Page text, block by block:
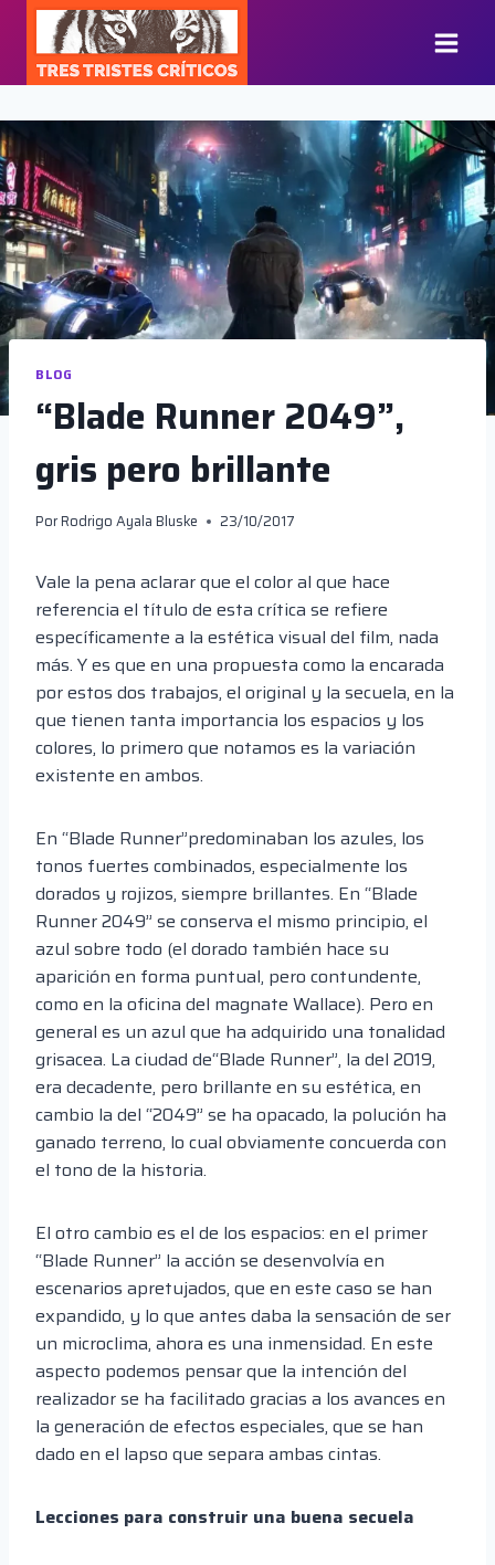
Saltar
contenido
BLOG
“Blade Runner 2049”,
gris pero brillante
PorRodrigo Ayala Bluske 23/10/2017
Vale la pena aclarar que el color al que hace
referencia el título de esta crítica se refiere
específicamente a la estética visual del film, nada
más. Y es que en una propuesta como la encarada
por estos dos trabajos, el original y la secuela, en la
que tienen tanta importancia los espacios y los
colores, lo primero que notamos es la variación
existente en ambos.
En “Blade Runner”predominaban los azules, los
tonos fuertes combinados, especialmente los
dorados y rojizos, siempre brillantes. En “Blade
Runner 2049” se conserva el mismo principio, el
azul sobre todo (el dorado también hace su
aparición en forma puntual, pero contundente,
como en la oficina del magnate Wallace). Pero en
general es un azul que ha adquirido una tonalidad
grisacea. La ciudad de“Blade Runner”, la del 2019,
era decadente, pero brillante en su estética, en
cambio la del “2049” se ha opacado, la polución ha
ganado terreno, lo cual obviamente concuerda con
el tono de la historia.
El otro cambio es el de los espacios: en el primer
“Blade Runner” la acción se desenvolvía en
escenarios apretujados, que en este caso se han
expandido, y lo que antes daba la sensación de ser
un microclima, ahora es una inmensidad. En este
aspecto podemos pensar que la intención del
realizador se ha facilitado gracias a los avances en
la generación de efectos especiales, que se han
dado en el lapso que separa ambas cintas.
Lecciones para construir una buena secuela